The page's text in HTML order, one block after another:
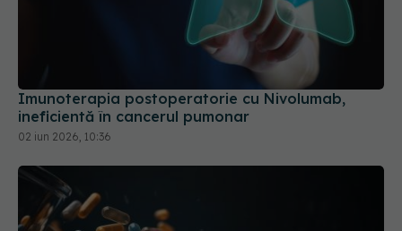
Imunoterapia postoperatorie cu Nivolumab,
ineficientă în cancerul pumonar
02 iun 2026, 10:36